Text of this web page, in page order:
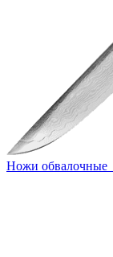
Ножи обвалочные